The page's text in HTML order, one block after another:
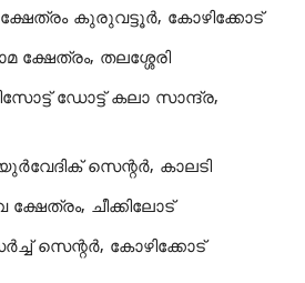
കുരുവട്ടൂര്‍, കോഴിക്കോട്
ക്ഷേത്രം, തലശ്ശേരി
ഡോട്ട് കലാ സാന്ദ്ര,
സെന്റര്‍, കാലടി
ചീക്കിലോട്
സെന്റര്‍, കോഴിക്കോട്